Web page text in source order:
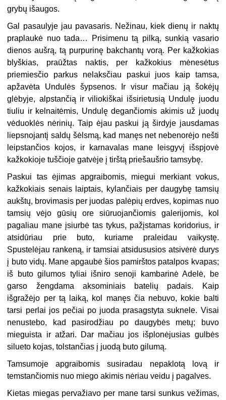
grybų išaugos.
Gal pasaulyje jau pavasaris. Nežinau, kiek dienų ir naktų
praplaukė nuo tada… Prisimenu tą pilką, sunkią vasario
dienos aušrą, tą purpurinę bakchantų vorą. Per kažkokias
blyškias, praūžtas naktis, per kažkokius mėnesėtus
priemiesčio parkus nelaksčiau paskui juos kaip tamsa,
apžavėta Undulės šypsenos. Ir visur mačiau ją šokėjų
glėbyje, alpstančią ir viliokiškai išsirietusią Undulę juodu
tiuliu ir kelnaitėmis, Undulę degančiomis akimis už juodų
vėduoklės nėrinių. Taip ėjau paskui ją širdyje jausdamas
liepsnojantį saldų šėlsmą, kad manęs net nebenorėjo nešti
leipstančios kojos, ir karnavalas mane leisgyvį išspjovė
kažkokioje tuščioje gatvėje į tirštą priešaušrio tamsybę.
Paskui tas ėjimas apgraibomis, miegui merkiant vokus,
kažkokiais senais laiptais, kylančiais per daugybę tamsių
aukštų, brovimasis per juodas palėpių erdves, kopimas nuo
tamsių vėjo gūsių ore siūruojančiomis galerijomis, kol
pagaliau mane įsiurbė tas tykus, pažįstamas koridorius, ir
atsidūriau prie buto, kuriame praleidau vaikystę.
Spustelėjau rankeną, ir tamsiai atsidususios atsivėrė durys
į buto vidų. Mane apgaubė šios pamirštos patalpos kvapas;
iš buto gilumos tyliai išniro senoji kambarinė Adelė, be
garso žengdama aksominiais batelių padais. Kaip
išgražėjo per tą laiką, kol manęs čia nebuvo, kokie balti
tarsi perlai jos pečiai po juoda prasagstyta suknele. Visai
nenustebo, kad pasirodžiau po daugybės metų; buvo
mieguista ir atžari. Dar mačiau jos išplonėjusias gulbės
silueto kojas, tolstančias į juodą buto gilumą.
Tamsumoje apgraibomis susiradau nepaklotą lovą ir
temstančiomis nuo miego akimis nėriau veidu į pagalves.
Kietas miegas pervažiavo per mane tarsi sunkus vežimas,